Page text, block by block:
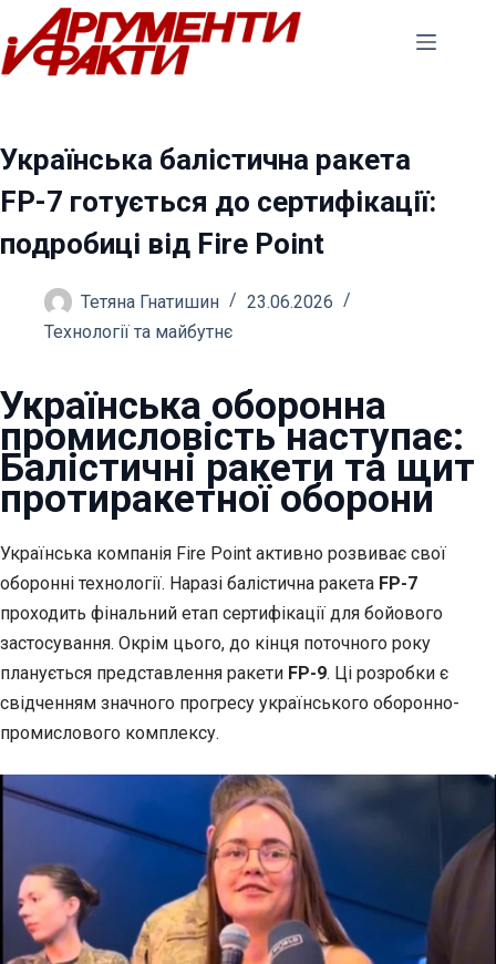
Перейти
до
вмісту
Українська балістична ракета
FP-7 готується до сертифікації:
подробиці від Fire Point
Тетяна Гнатишин
23.06.2026
Технології та майбутнє
Українська оборонна
промисловість наступає:
Балістичні ракети та щит
протиракетної оборони
Українська компанія Fire Point активно розвиває свої
оборонні технології. Наразі балістична ракета FP-7
проходить фінальний етап сертифікації для бойового
застосування. Окрім цього, до кінця поточного року
планується представлення ракети FP-9. Ці розробки є
свідченням значного прогресу українського оборонно-
промислового комплексу.